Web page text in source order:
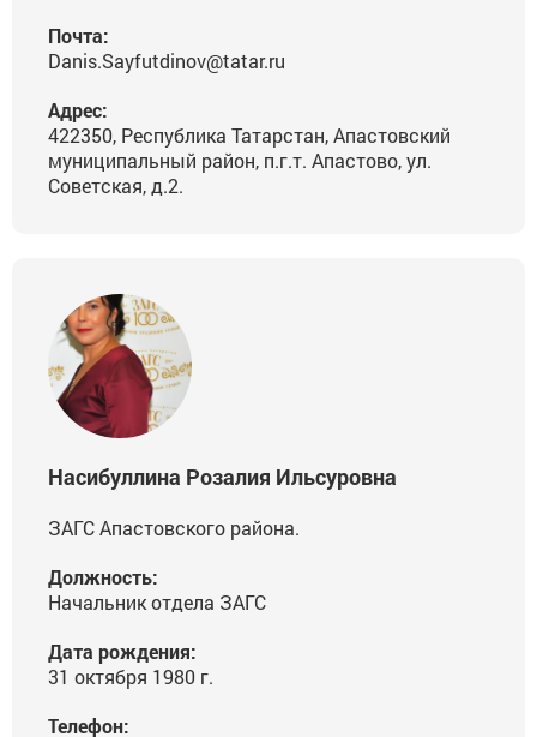
Почта:
Danis.Sayfutdinov@tatar.ru
Адрес:
422350, Республика Татарстан, Апастовский
муниципальный район, п.г.т. Апастово, ул.
Советская, д.2.
Насибуллина Розалия Ильсуровна
ЗАГС Апастовского района.
Должность:
Начальник отдела ЗАГС
Дата рождения:
31 октября 1980 г.
Телефон: